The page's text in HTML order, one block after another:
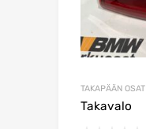
TAKAPÄÄN OSAT
Takavalo